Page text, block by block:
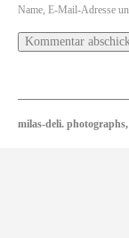
Name, E-Mail-Adresse
milas-deli. photographs,